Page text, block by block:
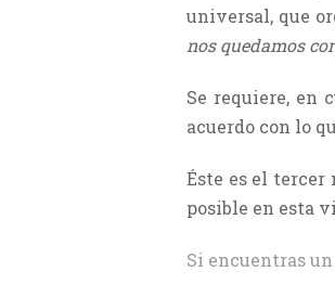
universal, que
nos quedamos
Se requiere, en
acuerdo con lo
Éste es el tercer
posible en esta
Si encuentras